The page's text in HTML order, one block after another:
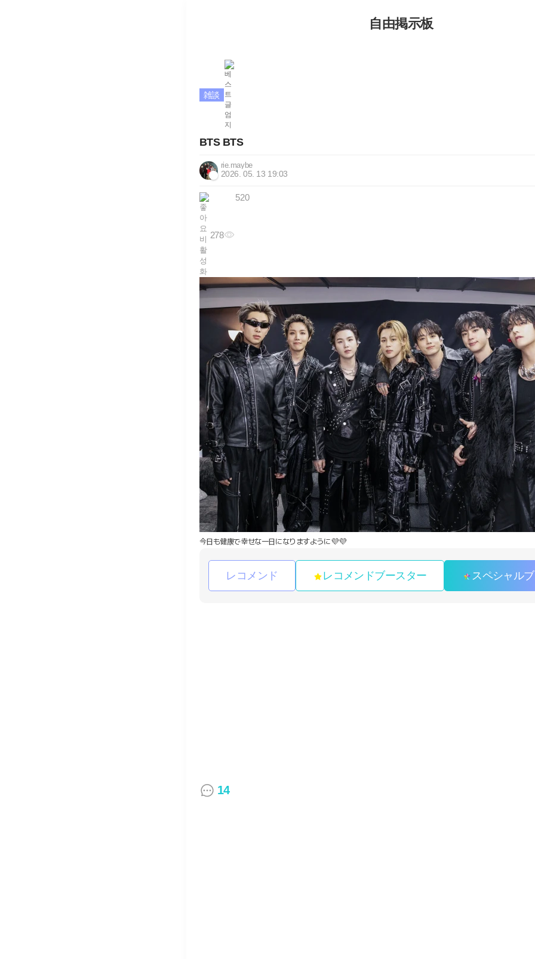
自由掲示板
雑談
BTS BTS
rie.maybe
2026. 05. 13 19:03
278
520
今日も健康で幸せな一日になりますように💜💜
レコメンド レコメンドブースター スペシャル
14